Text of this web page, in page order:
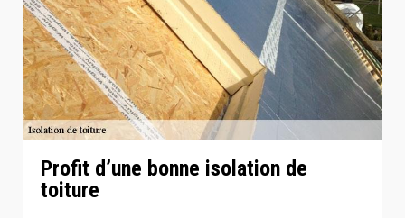
Profit d’une bonne isolation de
toiture